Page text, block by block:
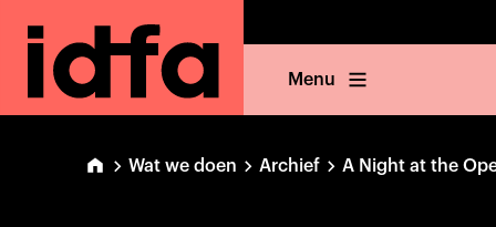
Menu
Wat we doen Archief A Night at the